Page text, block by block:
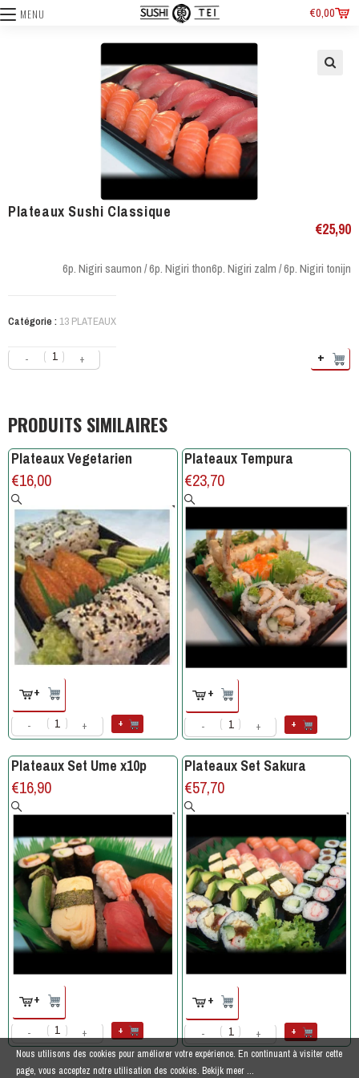
MENU €0,00
Plateaux Sushi Classique
€25,90
6p. Nigiri saumon / 6p. Nigiri thon6p. Nigiri zalm / 6p. Nigiri tonijn
Catégorie : 13 PLATEAUX
- + +
PRODUITS SIMILAIRES
Plateaux Vegetarien
€16,00
+
- + +
Plateaux Tempura
€23,70
+
- + +
Plateaux Set Ume x10p
€16,90
+
- + +
Plateaux Set Sakura
€57,70
+
- + +
Nous utilisons des cookies pour améliorer votre expérience. En continuant à visiter cette
page, vous acceptez notre utilisation des cookies. Bekijk meer ...